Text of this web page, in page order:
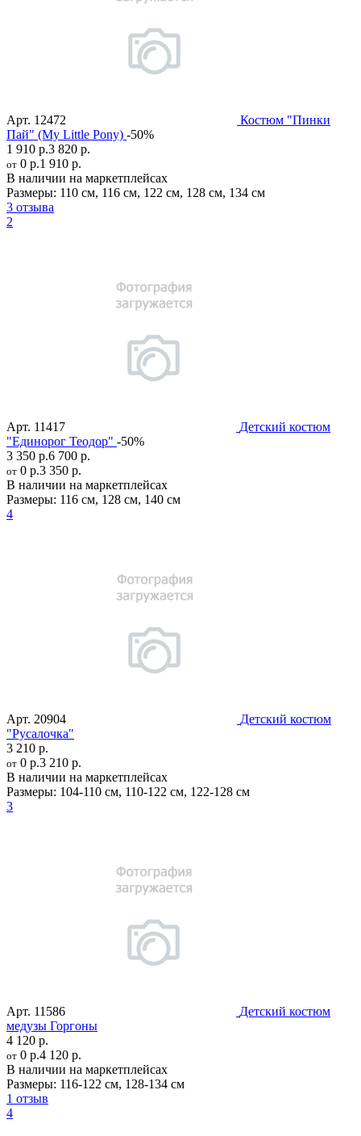
Арт. 12472
Костюм "Пинки
Пай" (My Little Pony) -50%
1 910 р.3 820 р.
от 0 р.1 910 р.
В наличии на маркетплейсах
Размеры: 110 см, 116 см, 122 см, 128 см, 134 см
3 отзыва
2
Арт. 11417
Детский костюм
"Единорог Теодор" -50%
3 350 р.6 700 р.
от 0 р.3 350 р.
В наличии на маркетплейсах
Размеры: 116 см, 128 см, 140 см
4
Арт. 20904
Детский костюм
"Русалочка"
3 210 р.
от 0 р.3 210 р.
В наличии на маркетплейсах
Размеры: 104-110 см, 110-122 см, 122-128 см
3
Арт. 11586
Детский костюм
медузы Горгоны
4 120 р.
от 0 р.4 120 р.
В наличии на маркетплейсах
Размеры: 116-122 см, 128-134 см
1 отзыв
4